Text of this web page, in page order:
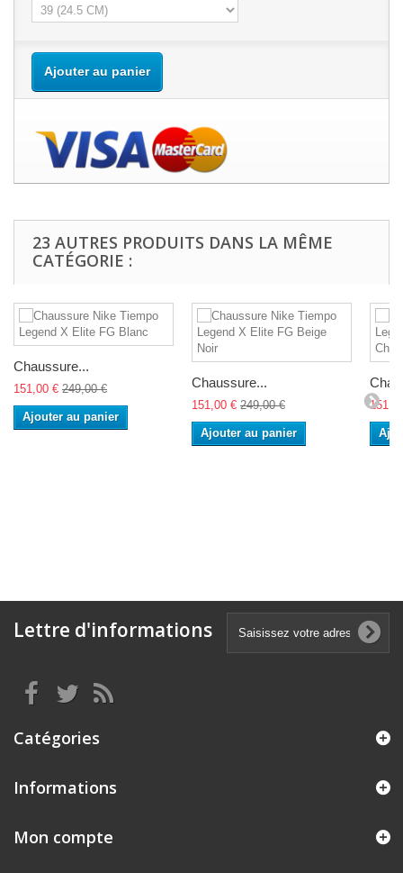
Ajouter au panier
23 AUTRES PRODUITS DANS LA MÊME
CATÉGORIE :
Chaussure...
151,00 € 249,00 €
Ajouter au panier
Chaussure...
151,00 € 249,00 €
Ajouter au panier
Lettre d'informations
Catégories
Informations
Mon compte